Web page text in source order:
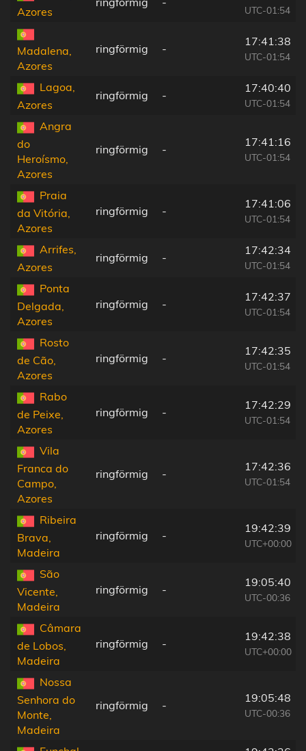
Azores
UTC-01:54
Madalena,
Azores
ringförmig -
17:41:38
UTC-01:54
Lagoa,
Azores
ringförmig -
17:40:40
UTC-01:54
Angra
do
Heroísmo,
Azores
ringförmig -
17:41:16
UTC-01:54
Praia
da Vitória,
Azores
ringförmig -
17:41:06
UTC-01:54
Arrifes,
Azores
ringförmig -
17:42:34
UTC-01:54
Ponta
Delgada,
Azores
ringförmig -
17:42:37
UTC-01:54
Rosto
de Cão,
Azores
ringförmig -
17:42:35
UTC-01:54
Rabo
de Peixe,
Azores
ringförmig -
17:42:29
UTC-01:54
Vila
Franca do
Campo,
Azores
ringförmig -
17:42:36
UTC-01:54
Ribeira
Brava,
Madeira
ringförmig -
19:42:39
UTC+00:00
São
Vicente,
Madeira
ringförmig -
19:05:40
UTC-00:36
Câmara
de Lobos,
Madeira
ringförmig -
19:42:38
UTC+00:00
Nossa
Senhora do
Monte,
Madeira
ringförmig -
19:05:48
UTC-00:36